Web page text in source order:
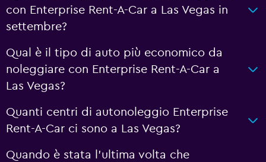
con Enterprise Rent-A-Car a Las Vegas in
settembre?
Qual è il tipo di auto più economico da
noleggiare con Enterprise Rent-A-Car a
Las Vegas?
Quanti centri di autonoleggio Enterprise
Rent-A-Car ci sono a Las Vegas?
Quando è stata l'ultima volta che